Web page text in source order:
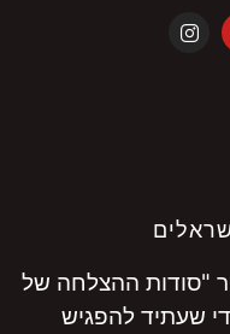
"סודות ההצלחה של
שעתיד להפגיש